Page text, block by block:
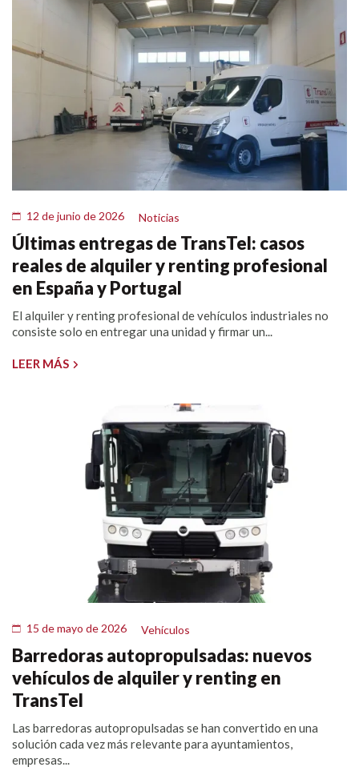
12 de junio de 2026 Noticias
Últimas entregas de TransTel: casos
reales de alquiler y renting profesional
en España y Portugal
El alquiler y renting profesional de vehículos industriales no
consiste solo en entregar una unidad y firmar un...
LEER MÁS
15 de mayo de 2026 Vehículos
Barredoras autopropulsadas: nuevos
vehículos de alquiler y renting en
TransTel
Las barredoras autopropulsadas se han convertido en una
solución cada vez más relevante para ayuntamientos,
empresas...